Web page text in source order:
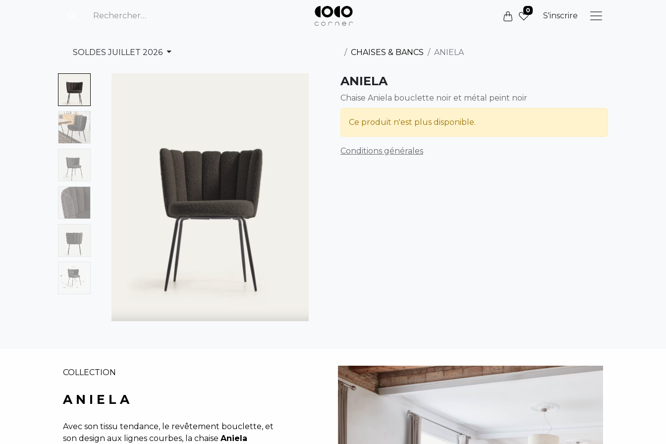
0
S'inscrire
SOLDES JUILLET 2026 CHAISES & BANCS ANIELA
ANIELA
Chaise Aniela bouclette noir et métal peint noir
Ce produit n'est plus disponible.
Conditions générales
COLLECTION
A N I E L A
Avec son tissu tendance, le revêtement bouclette, et
son design aux lignes courbes, la chaise Aniela